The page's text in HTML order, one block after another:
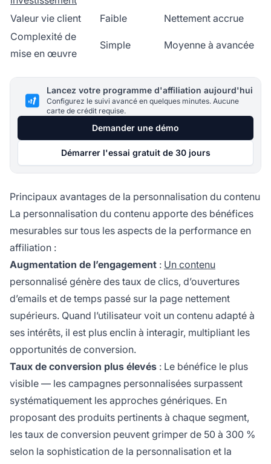
Valeur vie client
Faible
Nettement accrue
Complexité de
mise en œuvre
Simple Moyenne à avancée
Lancez votre programme d'affiliation aujourd'hui
Configurez le suivi avancé en quelques minutes. Aucune
carte de crédit requise.
Demander une démo
Démarrer l'essai gratuit de 30 jours
Principaux avantages de la personnalisation du contenu
La personnalisation du contenu apporte des bénéfices
mesurables sur tous les aspects de la performance en
affiliation :
Augmentation de l’engagement : Un contenu
personnalisé génère des taux de clics, d’ouvertures
d’emails et de temps passé sur la page nettement
supérieurs. Quand l’utilisateur voit un contenu adapté à
ses intérêts, il est plus enclin à interagir, multipliant les
opportunités de conversion.
Taux de conversion plus élevés : Le bénéfice le plus
visible — les campagnes personnalisées surpassent
systématiquement les approches génériques. En
proposant des produits pertinents à chaque segment,
les taux de conversion peuvent grimper de 50 à 300 %
selon la sophistication de la personnalisation et la